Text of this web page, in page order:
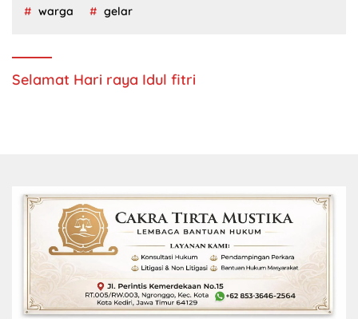
warga gelar
Selamat Hari raya Idul fitri